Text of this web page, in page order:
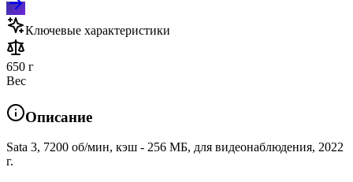
Ключевые характеристики
650 г
Вес
Описание
Sata 3, 7200 об/мин, кэш - 256 МБ, для видеонаблюдения, 2022
г.